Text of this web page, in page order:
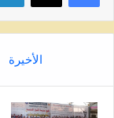
الأخيرة